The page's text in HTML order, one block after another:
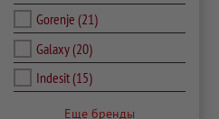
Gorenje (21)
Galaxy(20)
Indesit(15)
Еще бренды